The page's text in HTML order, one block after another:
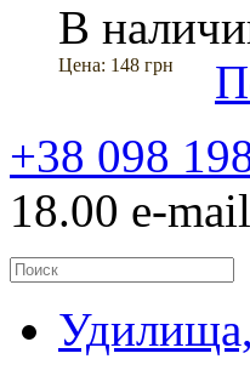
В
Цена: 148 грн
+38 098
18.00 e-